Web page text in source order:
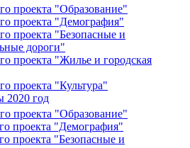
проекта "Образование"
проекта "Демография"
проекта "Безопасные и
дороги"
проекта "Жилье и городская
проекта "Культура"
2020 год
проекта "Образование"
проекта "Демография"
проекта "Безопасные и